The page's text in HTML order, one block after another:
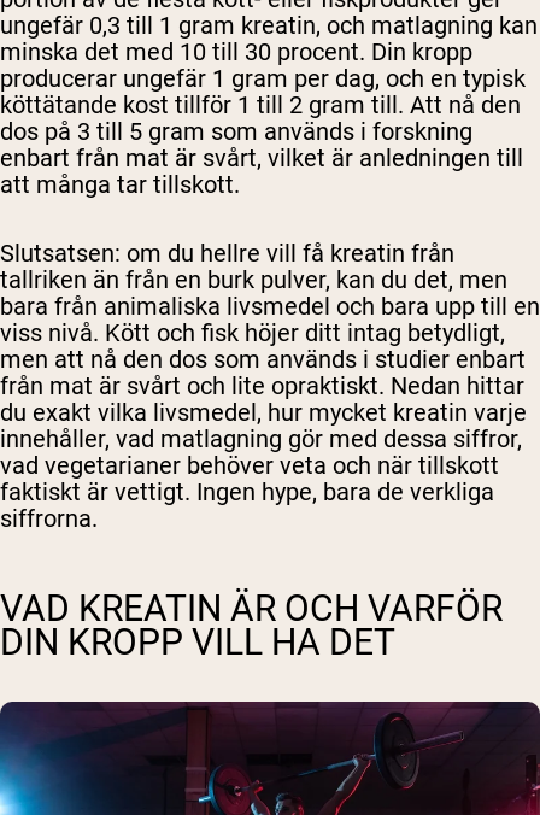
ungefär 0,3 till 1 gram kreatin, och matlagning kan
minska det med 10 till 30 procent. Din kropp
producerar ungefär 1 gram per dag, och en typisk
köttätande kost tillför 1 till 2 gram till. Att nå den
dos på 3 till 5 gram som används i forskning
enbart från mat är svårt, vilket är anledningen till
att många tar tillskott.
Slutsatsen: om du hellre vill få kreatin från
tallriken än från en burk pulver, kan du det, men
bara från animaliska livsmedel och bara upp till en
viss nivå. Kött och fisk höjer ditt intag betydligt,
men att nå den dos som används i studier enbart
från mat är svårt och lite opraktiskt. Nedan hittar
du exakt vilka livsmedel, hur mycket kreatin varje
innehåller, vad matlagning gör med dessa siffror,
vad vegetarianer behöver veta och när tillskott
faktiskt är vettigt. Ingen hype, bara de verkliga
siffrorna.
VAD KREATIN ÄR OCH VARFÖR
DIN KROPP VILL HA DET